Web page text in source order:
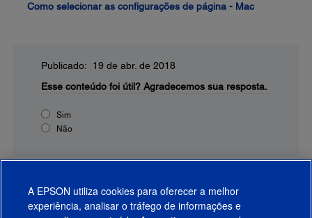
Como selecionar as configurações de página - Mac
Publicado: 19 de abr. de 2018
Esse conteúdo foi útil? Agradecemos sua resposta.
Sim
Não
A EPSON utiliza cookies para oferecer a melhor
experiência, analisar o tráfego de informações e